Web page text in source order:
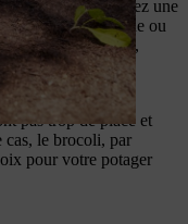
si vous souhaitez une
haricots d’Espagne ou
plantées ailleurs,
pas trop de place et
cas, le brocoli, par
pour votre potager